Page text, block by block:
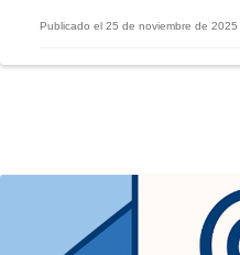
Publicado el 25 de noviembre de 2025